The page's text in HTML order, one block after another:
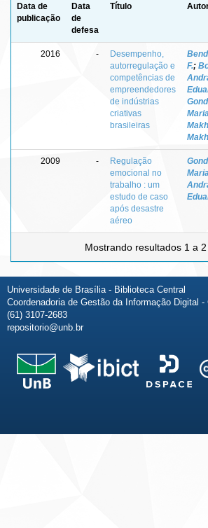
Data de
publicação
Data
de
defesa
Título
2016 -
Desempenho,
autorregulação e
competências de
empreendedores
de indústrias
criativas
brasileiras
F.;
Maria
2009 -
Regulação
emocional no
trabalho : um
estudo de caso
após desastre
aéreo
Maria
Mostrando resultados 1 a
Universidade de Brasília - Biblioteca Central
Coordenadoria de Gestão da Informação Digital -
(61) 3107-2683
repositorio@unb.br